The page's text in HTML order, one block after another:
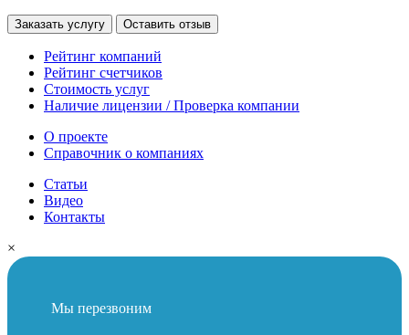
Заказать услугу Оставить отзыв
Рейтинг компаний
Рейтинг счетчиков
Стоимость услуг
Наличие лицензии / Проверка компании
О проекте
Справочник о компаниях
Статьи
Видео
Контакты
×
Мы перезвоним